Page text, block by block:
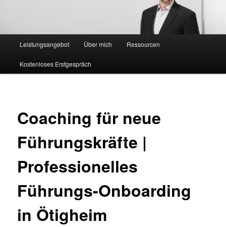
Leistungsangebot Über mich Ressourcen
Kostenloses Erstgespräch
Coaching für neue
Führungskräfte |
Professionelles
Führungs-Onboarding
in Ötigheim